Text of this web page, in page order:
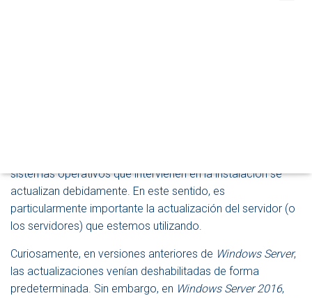
N
V
E
C
sistemas operativos que intervienen en la instalación se
actualizan debidamente. En este sentido, es
particularmente importante la actualización del servidor (o
los servidores) que estemos utilizando.
Curiosamente, en versiones anteriores de Windows Server,
las actualizaciones venían deshabilitadas de forma
predeterminada. Sin embargo, en Windows Server 2016,